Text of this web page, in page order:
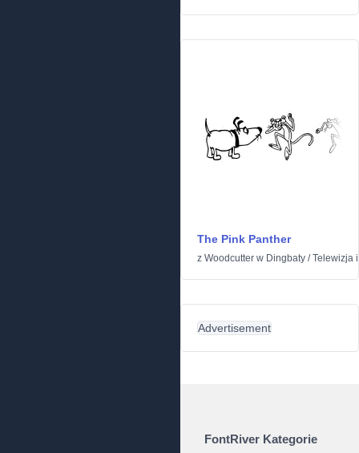
The Pink Panther
z Woodcutter w Dingbaty /Telewizja
Advertisement
FontRiver Kategorie